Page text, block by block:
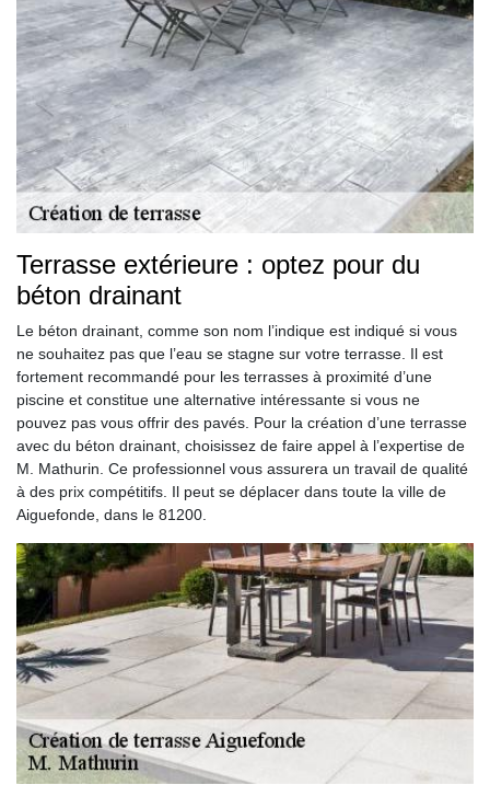
Terrasse extérieure : optez pour du
béton drainant
Le béton drainant, comme son nom l’indique est indiqué si vous
ne souhaitez pas que l’eau se stagne sur votre terrasse. Il est
fortement recommandé pour les terrasses à proximité d’une
piscine et constitue une alternative intéressante si vous ne
pouvez pas vous offrir des pavés. Pour la création d’une terrasse
avec du béton drainant, choisissez de faire appel à l’expertise de
M. Mathurin. Ce professionnel vous assurera un travail de qualité
à des prix compétitifs. Il peut se déplacer dans toute la ville de
Aiguefonde, dans le 81200.